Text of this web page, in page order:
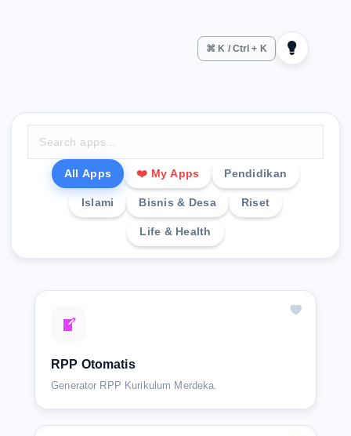
⌘ K / Ctrl + K
All Apps ❤️ My Apps Pendidikan
Islami Bisnis & Desa Riset
Life & Health
RPP Otomatis
Generator RPP Kurikulum Merdeka.